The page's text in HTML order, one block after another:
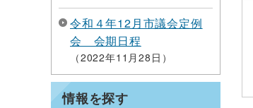
令和４年12月市議会定例
会 会期日程
2022年11月28日
情報を探す